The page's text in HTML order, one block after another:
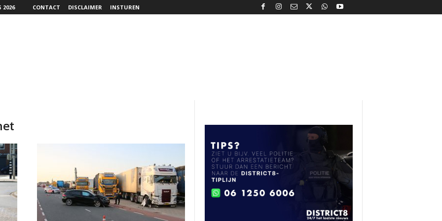
2026 CONTACT DISCLAIMER INSTUREN